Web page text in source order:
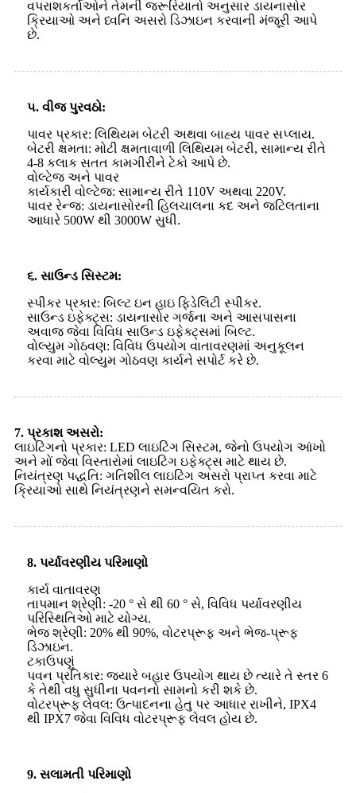
વપરાશકર્તાઓને તેમની જરૂરિયાતો અનુસાર ડાયનાસોર
ક્રિયાઓ અને ધ્વનિ અસરો ડિઝાઇન કરવાની મંજૂરી આપે
છે.
૫. વીજ પુરવઠો:
પાવર પ્રકાર: લિથિયમ બેટરી અથવા બાહ્ય પાવર સપ્લાય.
બેટરી ક્ષમતા: મોટી ક્ષમતાવાળી લિથિયમ બેટરી, સામાન્ય રીતે
4-8 કલાક સતત કામગીરીને ટેકો આપે છે.
વોલ્ટેજ અને પાવર
કાર્યકારી વોલ્ટેજ: સામાન્ય રીતે 110V અથવા 220V.
પાવર રેન્જ: ડાયનાસોરની હિલચાલના કદ અને જટિલતાના
આધારે 500W થી 3000W સુધી.
૬. સાઉન્ડ સિસ્ટમ:
સ્પીકર પ્રકાર: બિલ્ટ ઇન હાઇ ફિડેલિટી સ્પીકર.
સાઉન્ડ ઇફેક્ટ્સ: ડાયનાસોર ગર્જના અને આસપાસના
અવાજ જેવા વિવિધ સાઉન્ડ ઇફેક્ટ્સમાં બિલ્ટ.
વોલ્યુમ ગોઠવણ: વિવિધ ઉપયોગ વાતાવરણમાં અનુકૂલન
કરવા માટે વોલ્યુમ ગોઠવણ કાર્યને સપોર્ટ કરે છે.
7. પ્રકાશ અસરો:
લાઇટિંગનો પ્રકાર: LED લાઇટિંગ સિસ્ટમ, જેનો ઉપયોગ આંખો
અને મોં જેવા વિસ્તારોમાં લાઇટિંગ ઇફેક્ટ્સ માટે થાય છે.
નિયંત્રણ પદ્ધતિ: ગતિશીલ લાઇટિંગ અસરો પ્રાપ્ત કરવા માટે
ક્રિયાઓ સાથે નિયંત્રણને સમન્વયિત કરો.
8. પર્યાવરણીય પરિમાણો
કાર્ય વાતાવરણ
તાપમાન શ્રેણી: -20 ° સે થી 60 ° સે, વિવિધ પર્યાવરણીય
પરિસ્થિતિઓ માટે યોગ્ય.
ભેજ શ્રેણી: 20% થી 90%, વોટરપ્રૂફ અને ભેજ-પ્રૂફ
ડિઝાઇન.
ટકાઉપણું
પવન પ્રતિકાર: જ્યારે બહાર ઉપયોગ થાય છે ત્યારે તે સ્તર 6
કે તેથી વધુ સુધીના પવનનો સામનો કરી શકે છે.
વોટરપ્રૂફ લેવલ: ઉત્પાદનના હેતુ પર આધાર રાખીને, IPX4
થી IPX7 જેવા વિવિધ વોટરપ્રૂફ લેવલ હોય છે.
9. સલામતી પરિમાણો